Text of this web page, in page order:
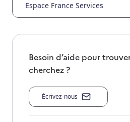
Espace France Services
Besoin d’aide pour
cherchez ?
Écrivez-nous